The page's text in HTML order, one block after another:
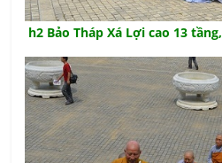
h2 Bảo Tháp Xá Lợi cao 13 tầng,